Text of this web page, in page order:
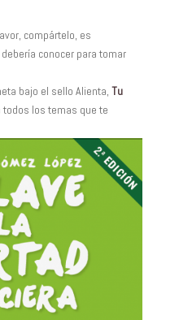
compártelo, es
conocer para tomar
bajo el sello Alienta, Tu
todos los temas que te